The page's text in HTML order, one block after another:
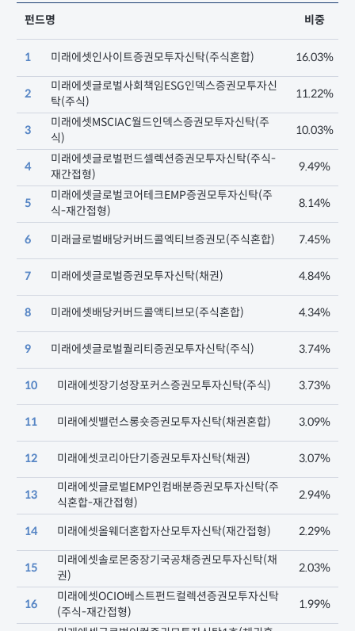
펀드명 비중
1 미래에셋인사이트증권모투자신탁(주식혼합) 16.03%
2
미래에셋글로벌사회책임ESG인덱스증권모투자신
탁(주식)
11.22%
3
미래에셋MSCIAC월드인덱스증권모투자신탁(주
식)
10.03%
4
미래에셋글로벌펀드셀렉션증권모투자신탁(주식-
재간접형)
9.49%
5
미래에셋글로벌코어테크EMP증권모투자신탁(주
식-재간접형)
8.14%
6 미래글로벌배당커버드콜엑티브증권모(주식혼합) 7.45%
7 미래에셋글로벌증권모투자신탁(채권) 4.84%
8 미래에셋배당커버드콜액티브모(주식혼합) 4.34%
9 미래에셋글로벌퀄리티증권모투자신탁(주식) 3.74%
10 미래에셋장기성장포커스증권모투자신탁(주식) 3.73%
11 미래에셋밸런스롱숏증권모투자신탁(채권혼합) 3.09%
12 미래에셋코리아단기증권모투자신탁(채권) 3.07%
13
미래에셋글로벌EMP인컴배분증권모투자신탁(주
식혼합-재간접형)
2.94%
14 미래에셋올웨더혼합자산모투자신탁(재간접형) 2.29%
15
미래에셋솔로몬중장기국공채증권모투자신탁(채
권)
2.03%
16
미래에셋OCIO베스트펀드컬렉션증권모투자신탁
(주식-재간접형)
1.99%